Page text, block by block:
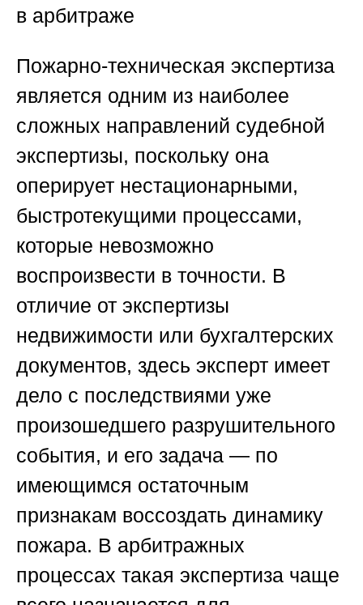
в арбитраже
Пожарно-техническая экспертиза
является одним из наиболее
сложных направлений судебной
экспертизы, поскольку она
оперирует нестационарными,
быстротекущими процессами,
которые невозможно
воспроизвести в точности. В
отличие от экспертизы
недвижимости или бухгалтерских
документов, здесь эксперт имеет
дело с последствиями уже
произошедшего разрушительного
события, и его задача — по
имеющимся остаточным
признакам воссоздать динамику
пожара. В арбитражных
процессах такая экспертиза чаще